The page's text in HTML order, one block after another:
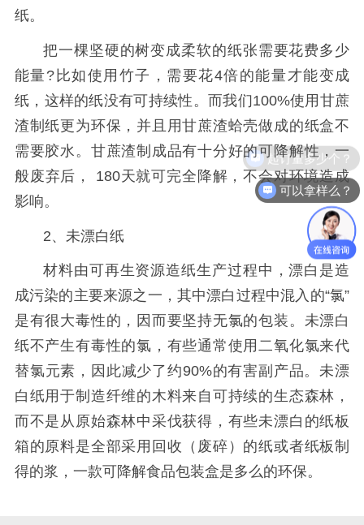
纸。
把一棵坚硬的树变成柔软的纸张需要花费多少
能量?比如使用竹子，需要花4倍的能量才能变成
纸，这样的纸没有可持续性。而我们100%使用甘蔗
渣制纸更为环保，并且用甘蔗渣蛤壳做成的纸盒不
需要胶水。甘蔗渣制成品有十分好的可降解性，一
般废弃后， 180天就可完全降解，不会对环境造成
影响。
2、未漂白纸
材料由可再生资源造纸生产过程中，漂白是造
成污染的主要来源之一，其中漂白过程中混入的“氯”
是有很大毒性的，因而要坚持无氯的包装。未漂白
纸不产生有毒性的氯，有些通常使用二氧化氯来代
替氯元素，因此减少了约90%的有害副产品。未漂
白纸用于制造纤维的木料来自可持续的生态森林，
而不是从原始森林中采伐获得，有些未漂白的纸板
箱的原料是全部采用回收（废碎）的纸或者纸板制
得的浆，一款可降解食品包装盒是多么的环保。
起订量多少个？
可以拿样么？